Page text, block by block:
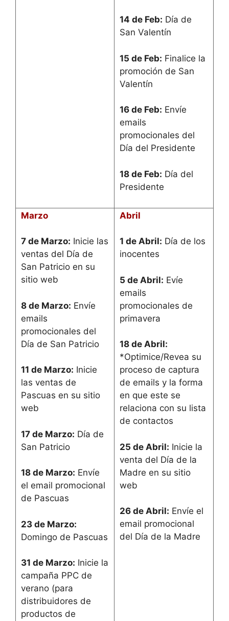
14 de Feb: Día de
San Valentín
15 de Feb: Finalice la
promoción de San
Valentín
16 de Feb: Envíe
emails
promocionales del
Día del Presidente
18 de Feb: Día del
Presidente
Marzo
7 de Marzo: Inicie las
ventas del Día de
San Patricio en su
sitio web
8 de Marzo: Envíe
emails
promocionales del
Día de San Patricio
11 de Marzo: Inicie
las ventas de
Pascuas en su sitio
web
17 de Marzo: Día de
San Patricio
18 de Marzo: Envíe
el email promocional
de Pascuas
23 de Marzo:
Domingo de Pascuas
31 de Marzo: Inicie la
campaña PPC de
verano (para
distribuidores de
productos de
Abril
1 de Abril: Día de los
inocentes
5 de Abril: Evíe
emails
promocionales de
primavera
18 de Abril:
*Optimice/Revea su
proceso de captura
de emails y la forma
en que este se
relaciona con su lista
de contactos
25 de Abril: Inicie la
venta del Día de la
Madre en su sitio
web
26 de Abril: Envíe el
email promocional
del Día de la Madre